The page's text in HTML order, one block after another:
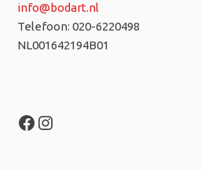
info@bodart.nl
Telefoon: 020-6220498
NL001642194B01
Facebook
Instagram